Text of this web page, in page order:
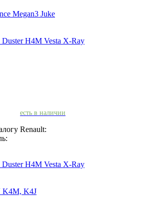
Megan3 Juke
H4M Vesta X-Ray
есть в наличии
Renault:
H4M Vesta X-Ray
K4M, K4J